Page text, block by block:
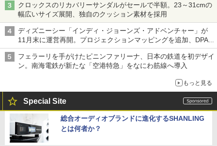
クロックスのリカバリーサンダルがセールで半額。23～31cmの
幅広いサイズ展開、独自のクッション素材を採用
ディズニーシー「インディ・ジョーンズ・アドベンチャー」が
11月末に運営再開。プロジェクションマッピングを追加、DPA
は1500円
フェラーリを手がけたピニンファリーナ、日本の鉄道を初デザイ
ン。南海電鉄が新たな「空港特急」をなにわ筋線へ導入
もっと見る
Special Site
総合オーディオブランドに進化するSHANLING
とは何者か？